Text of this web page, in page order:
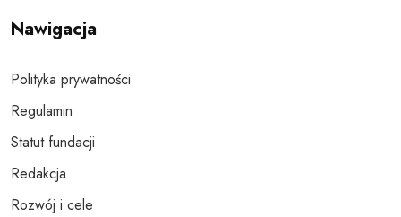
Nawigacja
Polityka prywatności
Regulamin
Statut fundacji
Redakcja
Rozwój i cele